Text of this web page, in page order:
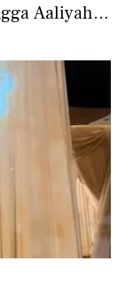
Aaliyah